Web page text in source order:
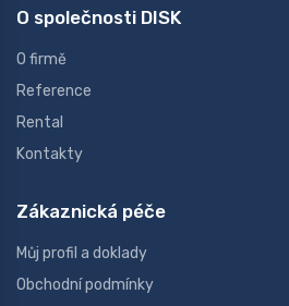
O společnosti DISK
O firmě
Reference
Rental
Kontakty
Zákaznická péče
Můj profil a doklady
Obchodní podmínky